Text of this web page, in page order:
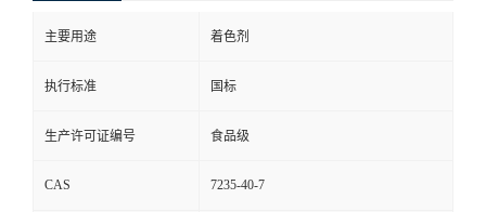
主要用途 着色剂
执行标准 国标
生产许可证编号 食品级
CAS 7235-40-7